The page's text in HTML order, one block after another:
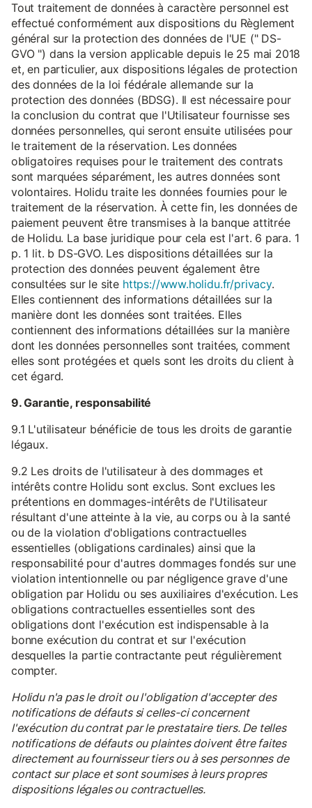
Tout traitement de données à caractère personnel est
effectué conformément aux dispositions du Règlement
général sur la protection des données de l'UE (" DS-
GVO ") dans la version applicable depuis le 25 mai 2018
et, en particulier, aux dispositions légales de protection
des données de la loi fédérale allemande sur la
protection des données (BDSG). Il est nécessaire pour
la conclusion du contrat que l'Utilisateur fournisse ses
données personnelles, qui seront ensuite utilisées pour
le traitement de la réservation. Les données
obligatoires requises pour le traitement des contrats
sont marquées séparément, les autres données sont
volontaires. Holidu traite les données fournies pour le
traitement de la réservation. À cette fin, les données de
paiement peuvent être transmises à la banque attitrée
de Holidu. La base juridique pour cela est l'art. 6 para. 1
p. 1 lit. b DS-GVO. Les dispositions détaillées sur la
protection des données peuvent également être
consultées sur le site https://www.holidu.fr/privacy.
Elles contiennent des informations détaillées sur la
manière dont les données sont traitées. Elles
contiennent des informations détaillées sur la manière
dont les données personnelles sont traitées, comment
elles sont protégées et quels sont les droits du client à
cet égard.
9. Garantie, responsabilité
9.1 L'utilisateur bénéficie de tous les droits de garantie
légaux.
9.2 Les droits de l'utilisateur à des dommages et
intérêts contre Holidu sont exclus. Sont exclues les
prétentions en dommages-intérêts de l'Utilisateur
résultant d'une atteinte à la vie, au corps ou à la santé
ou de la violation d'obligations contractuelles
essentielles (obligations cardinales) ainsi que la
responsabilité pour d'autres dommages fondés sur une
violation intentionnelle ou par négligence grave d'une
obligation par Holidu ou ses auxiliaires d'exécution. Les
obligations contractuelles essentielles sont des
obligations dont l'exécution est indispensable à la
bonne exécution du contrat et sur l'exécution
desquelles la partie contractante peut régulièrement
compter.
Holidu n'a pas le droit ou l'obligation d'accepter des
notifications de défauts si celles-ci concernent
l'exécution du contrat par le prestataire tiers. De telles
notifications de défauts ou plaintes doivent être faites
directement au fournisseur tiers ou à ses personnes de
contact sur place et sont soumises à leurs propres
dispositions légales ou contractuelles.